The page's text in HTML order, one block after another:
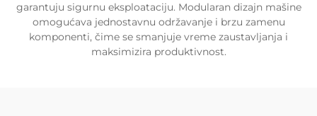
garantuju sigurnu eksploataciju. Modularan dizajn mašine
omogućava jednostavnu održavanje i brzu zamenu
komponenti, čime se smanjuje vreme zaustavljanja i
maksimizira produktivnost.